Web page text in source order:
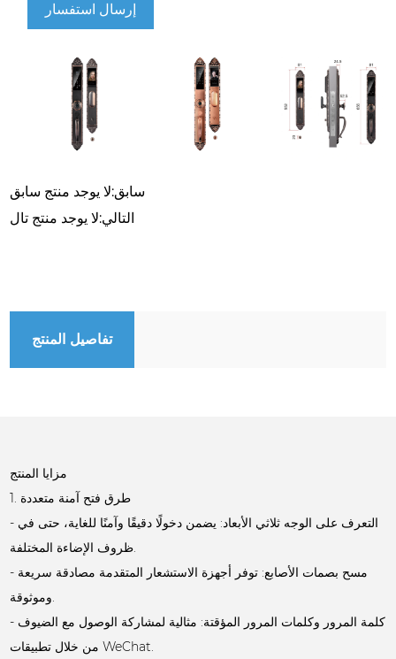
تتراوح من 50 مم إلى 120 مم ويعمل بكفاءة في درجات حرارة
تتراوح من -25 درجة مئوية إلى 60 درجة مئوية. متوفر بثلاثة
تشطيبات أنيقة - البرونز الأحمر، والبرونز الأسود، والبرونز العتيق -
وهو حل متعدد الاستخدامات وآمن لتركيبات أبواب الفيلات والأبواب
إرسال استفسار
سابق:لا يوجد منتج سابق
التالي:لا يوجد منتج تال
تفاصيل المنتج
مزايا المنتج
1. طرق فتح آمنة متعددة
- التعرف على الوجه ثلاثي الأبعاد: يضمن دخولًا دقيقًا وآمنًا للغاية، حتى في
ظروف الإضاءة المختلفة.
- مسح بصمات الأصابع: توفر أجهزة الاستشعار المتقدمة مصادقة سريعة
وموثوقة.
- كلمة المرور وكلمات المرور المؤقتة: مثالية لمشاركة الوصول مع الضيوف
من خلال تطبيقات WeChat.